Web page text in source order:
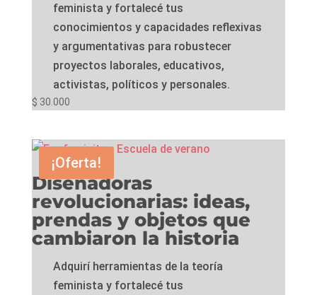
feminista y fortalecé tus
conocimientos y capacidades reflexivas
y argumentativas para robustecer
proyectos laborales, educativos,
activistas, políticos y personales.
$ 30.000
¡Oferta!
Diseñadoras
revolucionarias: ideas,
prendas y objetos que
cambiaron la historia
Adquirí herramientas de la teoría
feminista y fortalecé tus